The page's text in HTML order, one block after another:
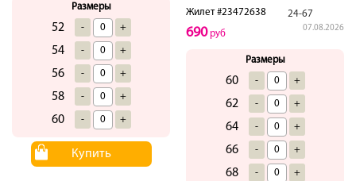
Размеры
52 - +
54 - +
56 - +
58 - +
60 - +
Купить
Жилет #23472638 24-67
07.08.2026
690руб
Размеры
60 - +
62 - +
64 - +
66 - +
68 - +